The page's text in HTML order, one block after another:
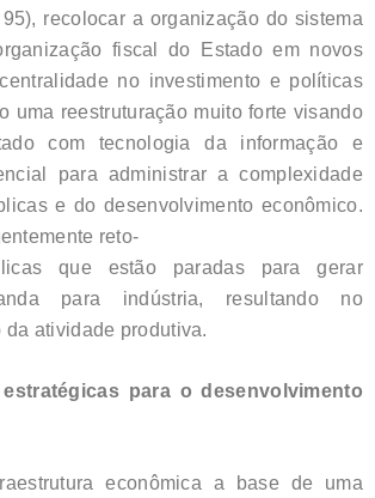
recolocar a organização do sistema
fiscal do Estado em novos
no investimento e políticas
uma reestruturação muito forte visando
com tecnologia da informação e
para administrar a complexidade
e do desenvolvimento econômico.
reto-
que estão paradas para gerar
para indústria, resultando no
atividade produtiva.
para o desenvolvimento
econômica a base de uma